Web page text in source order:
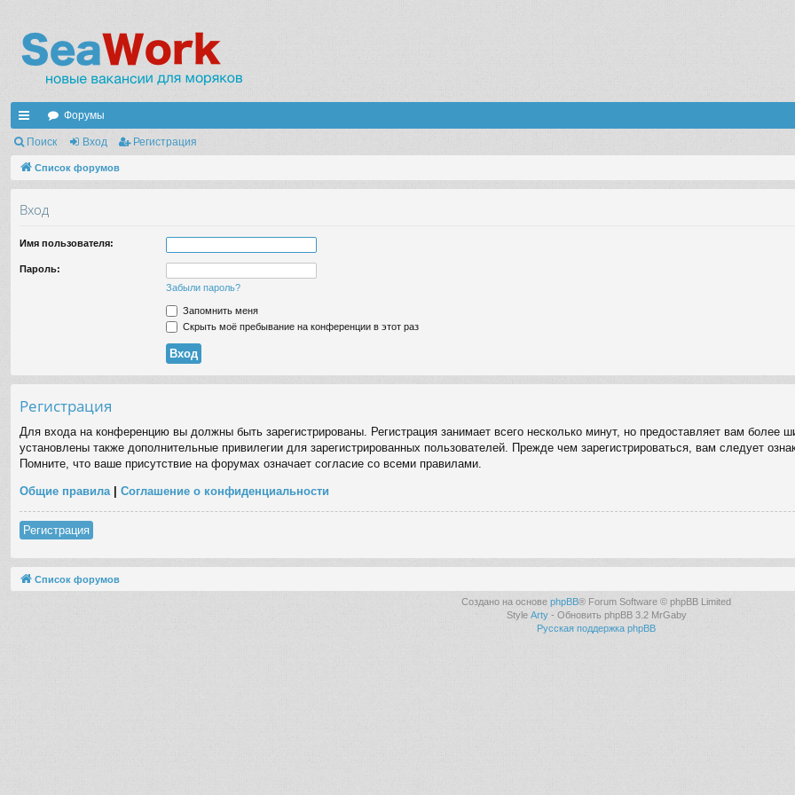
с
ы
Форумы
Поиск Вход Регистрация
Список форумов
Вход
Имя пользователя:
Пароль:
Забыли пароль?
Запомнить меня
Скрыть моё пребывание на конференции в этот раз
Регистрация
Для входа на конференцию вы должны быть зарегистрированы. Регистрация занимает всего несколько минут, но предоставляет вам более
установлены также дополнительные привилегии для зарегистрированных пользователей. Прежде чем зарегистрироваться, вам следует
Помните, что ваше присутствие на форумах означает согласие со всеми правилами.
Общие правила | Соглашение о конфиденциальности
Регистрация
Список форумов
Создано на основе phpBB® Forum Software © phpBB Limited
Style Arty- Обновить phpBB 3.2 MrGaby
Русская поддержка phpBB